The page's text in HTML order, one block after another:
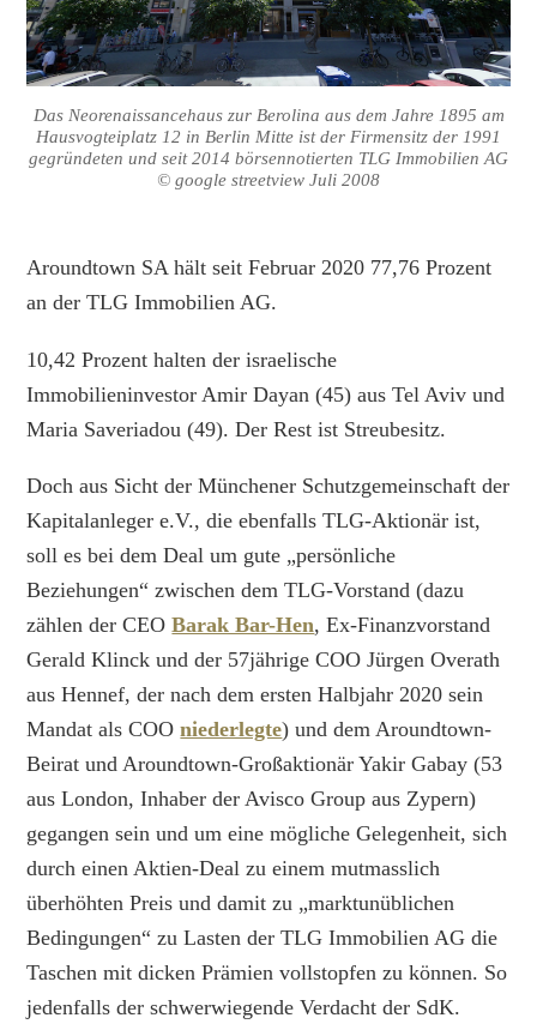
Das Neorenaissancehaus zur Berolina aus dem Jahre 1895 am
Hausvogteiplatz 12 in Berlin Mitte ist der Firmensitz der 1991
gegründeten und seit 2014 börsennotierten TLG Immobilien AG
© google streetview Juli 2008
Aroundtown SA hält seit Februar 2020 77,76 Prozent
an der TLG Immobilien AG.
10,42 Prozent halten der israelische
Immobilieninvestor Amir Dayan (45) aus Tel Aviv und
Maria Saveriadou (49). Der Rest ist Streubesitz.
Doch aus Sicht der Münchener Schutzgemeinschaft der
Kapitalanleger e.V., die ebenfalls TLG-Aktionär ist,
soll es bei dem Deal um gute „persönliche
Beziehungen“ zwischen dem TLG-Vorstand (dazu
zählen der CEOBarak Bar-Hen, Ex-Finanzvorstand
Gerald Klinck und der 57jährige COO Jürgen Overath
aus Hennef, der nach dem ersten Halbjahr 2020 sein
Mandat als COOniederlegte) und dem Aroundtown-
Beirat und Aroundtown-Großaktionär Yakir Gabay (53
aus London, Inhaber der Avisco Group aus Zypern)
gegangen sein und um eine mögliche Gelegenheit, sich
durch einen Aktien-Deal zu einem mutmasslich
überhöhten Preis und damit zu „marktunüblichen
Bedingungen“ zu Lasten der TLG Immobilien AG die
Taschen mit dicken Prämien vollstopfen zu können. So
jedenfalls der schwerwiegende Verdacht der SdK.